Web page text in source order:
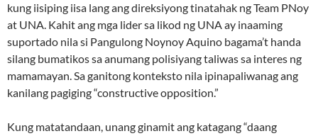
kung iisiping iisa lang ang direksiyong tinatahak ng Team PNoy
at UNA. Kahit ang mga lider sa likod ng UNA ay inaaming
suportado nila si Pangulong Noynoy Aquino bagama’t handa
silang bumatikos sa anumang polisiyang taliwas sa interes ng
mamamayan. Sa ganitong konteksto nila ipinapaliwanag ang
kanilang pagiging “constructive opposition.”
Kung matatandaan, unang ginamit ang katagang “daang